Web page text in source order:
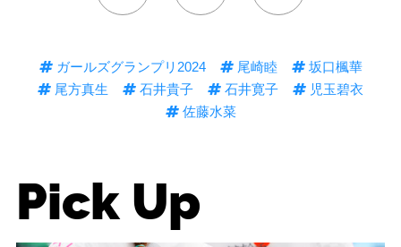
ガールズグランプリ2024 尾崎睦
坂口楓華
尾方真生
石井貴子 石井寛子
児玉碧衣
佐藤水菜
Pick Up